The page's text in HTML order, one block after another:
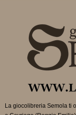
La giocolibreria Semola ti